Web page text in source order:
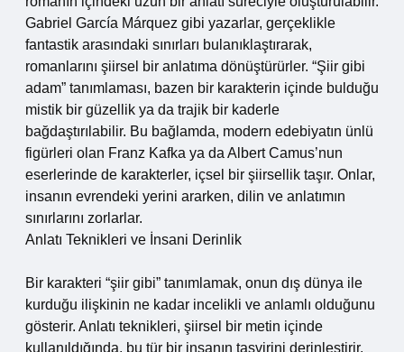
Gabriel García Márquez gibi yazarlar, gerçeklikle
fantastik arasındaki sınırları bulanıklaştırarak,
romanlarını şiirsel bir anlatıma dönüştürürler. “Şiir gibi
adam” tanımlaması, bazen bir karakterin içinde bulduğu
mistik bir güzellik ya da trajik bir kaderle
bağdaştırılabilir. Bu bağlamda, modern edebiyatın ünlü
figürleri olan Franz Kafka ya da Albert Camus’nun
eserlerinde de karakterler, içsel bir şiirsellik taşır. Onlar,
insanın evrendeki yerini ararken, dilin ve anlatımın
sınırlarını zorlarlar.
Anlatı Teknikleri ve İnsani Derinlik
Bir karakteri “şiir gibi” tanımlamak, onun dış dünya ile
kurduğu ilişkinin ne kadar incelikli ve anlamlı olduğunu
gösterir. Anlatı teknikleri, şiirsel bir metin içinde
kullanıldığında, bu tür bir insanın tasvirini derinleştirir.